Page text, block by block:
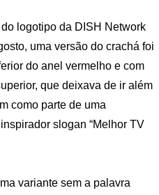
logotipo da DISH Network
uma versão do crachá foi
do anel vermelho e com
que deixava de ir além
como parte de uma
slogan “Melhor TV
variante sem a palavra